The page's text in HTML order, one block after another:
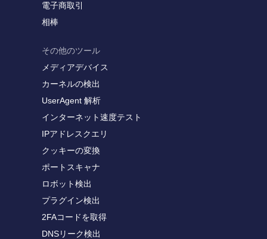
電子商取引
相棒
その他のツール
メディアデバイス
カーネルの検出
UserAgent 解析
インターネット速度テスト
IPアドレスクエリ
クッキーの変換
ポートスキャナ
ロボット検出
プラグイン検出
2FAコードを取得
DNSリーク検出